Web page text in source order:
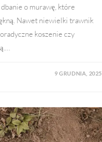
o murawę, które
Nawet niewielki trawnik
koszenie czy
9 GRUDNIA, 2025